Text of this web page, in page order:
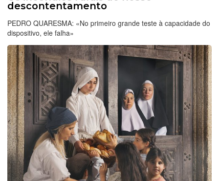
descontentamento
PEDRO QUARESMA: «No primeiro grande teste à capacidade do
dispositivo, ele falha»